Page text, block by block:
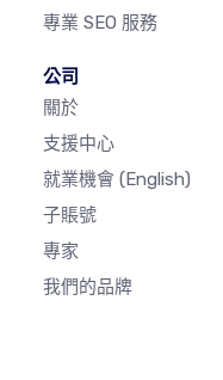
專業 SEO 服務
公司
關於
支援中心
就業機會 (English)
子賬號
專家
我們的品牌